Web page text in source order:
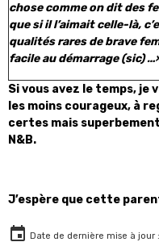
chose comme on dit des
que si il l’aimait celle-là,
qualités rares de brave
facile au démarrage (sic)
Si vous avez le temps, je
les moins courageux, à
certes mais
N&B.
J’espère que cette
Date de dernière mise à jour